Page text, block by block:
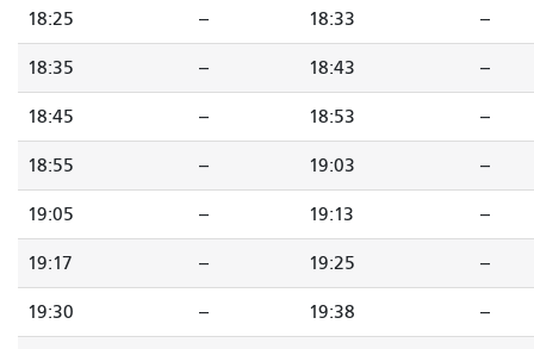
18:25 -- 18:33 --
18:35 -- 18:43 --
18:45 -- 18:53 --
18:55 -- 19:03 --
19:05 -- 19:13 --
19:17 -- 19:25 --
19:30 -- 19:38 --